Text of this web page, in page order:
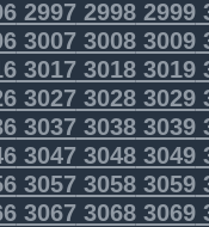
299729982999
300730083009
301730183019
302730283029
303730383039
304730483049
305730583059
306730683069